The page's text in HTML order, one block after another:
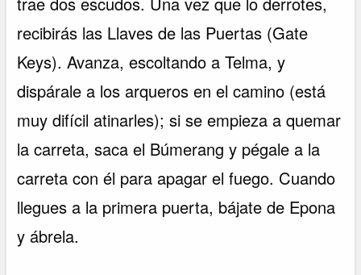
recibirás las Llaves de las Puertas (Gate
Keys). Avanza, escoltando a Telma, y
dispárale a los arqueros en el camino (está
muy difícil atinarles); si se empieza a quemar
la carreta, saca el Búmerang y pégale a la
carreta con él para apagar el fuego. Cuando
llegues a la primera puerta, bájate de Epona
y ábrela.